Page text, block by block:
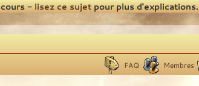
cours -lisez ce sujetpour plus d'explications.
FAQ Membres